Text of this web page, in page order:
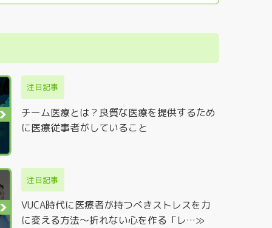
注目記事
チーム医療とは？良質な医療を提供するため
に医療従事者がしていること
注目記事
VUCA時代に医療者が持つべきストレスを力
に変える方法～折れない心を作る「レ…≫